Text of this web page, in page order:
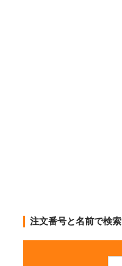
注文番号と名前で検索